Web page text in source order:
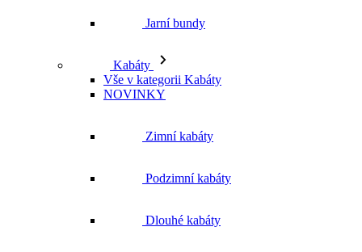
Jarní bundy
Kabáty
Vše v kategorii Kabáty
NOVINKY
Zimní kabáty
Podzimní kabáty
Dlouhé kabáty